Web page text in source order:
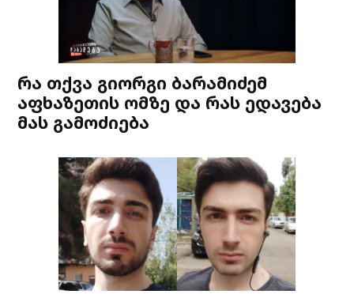
რა თქვა გიორგი ბარამიძემ
აფხაზეთის ომზე და რას ედავება
მას გამოძიება